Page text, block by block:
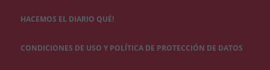
HACEMOS EL DIARIO QUÉ!
CONDICIONES DE USO Y POLÍTICA DE PROTECCIÓN DE DATOS